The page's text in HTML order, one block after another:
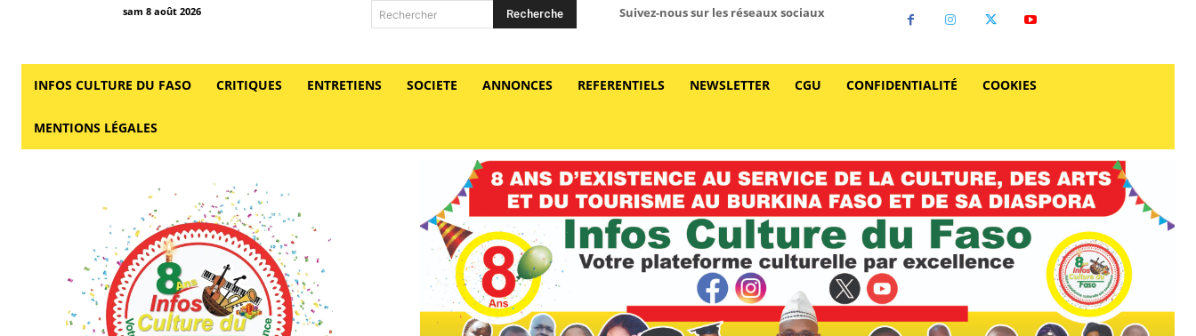
sam 8 août 2026 Rechercher Recherche Suivez-nous sur les réseaux sociaux
INFOS CULTURE DU FASO CRITIQUES ENTRETIENS SOCIETE ANNONCES REFERENTIELS NEWSLETTER CGU CONFIDENTIALITÉ COOKIES
MENTIONS LÉGALES